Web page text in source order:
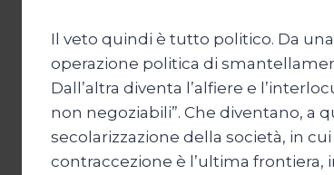
Il veto quindi è tutto politico. Da
operazione politica di
Dall’altra diventa l’alfiere e
non negoziabili”. Che diventano, a
secolarizzazione della società, in
contraccezione è l’ultima